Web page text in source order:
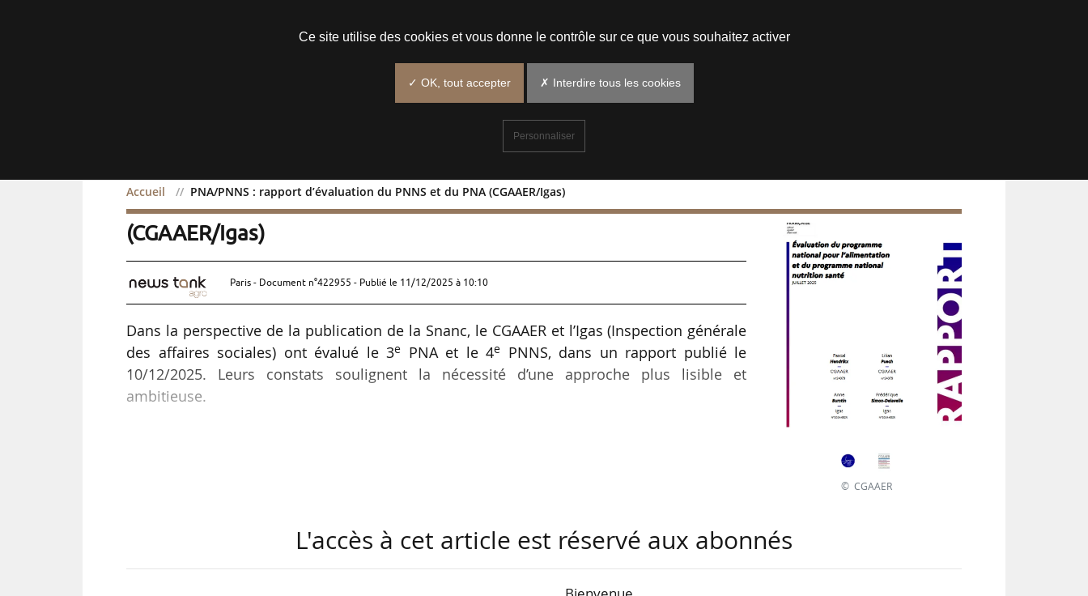
Accueil PNA/PNNS : rapport d’évaluation du PNNS et du PNA (CGAAER/Igas)
PNA/PNNS : rapport d’évaluation du PNNS et du PNA
(CGAAER/Igas)
Paris - Document n°422955 - Publié le 11/12/2025 à 10:10
Dans la perspective de la publication de la Snanc, le CGAAER et l’Igas (Inspection générale
des affaires sociales) ont évalué le 3e PNA et le 4e
PNNS, dans un rapport publié le
10/12/2025. Leurs constats soulignent la nécessité d’une approche plus lisible et
ambitieuse.
PNA (PNA 3). Celle-ci a été engagée fin 2024. À la différence des précédentes évaluations,
conduites séparément sur chaque programme, elle a concerné conjointement le PNNS et
le…
© CGAAER
L'accès à cet article est réservé aux abonnés
Ce site utilise des cookies et vous donne le contrôle sur ce que vous souhaitez activer
✓ OK, tout accepter ✗ Interdire tous les cookies
Personnaliser